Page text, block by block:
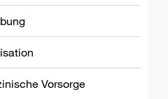
Vorsorge